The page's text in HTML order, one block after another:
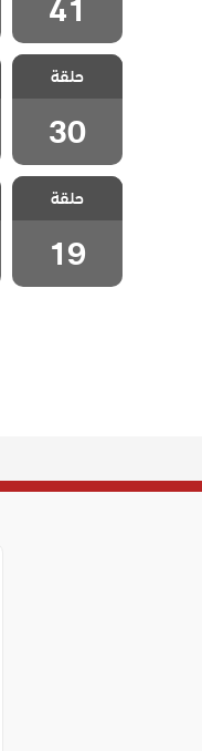
مسلسل القروية
الجميلة الحلقة
30
حلقة
30
مسلسل القروية
الجميلة الحلقة
19
حلقة
19